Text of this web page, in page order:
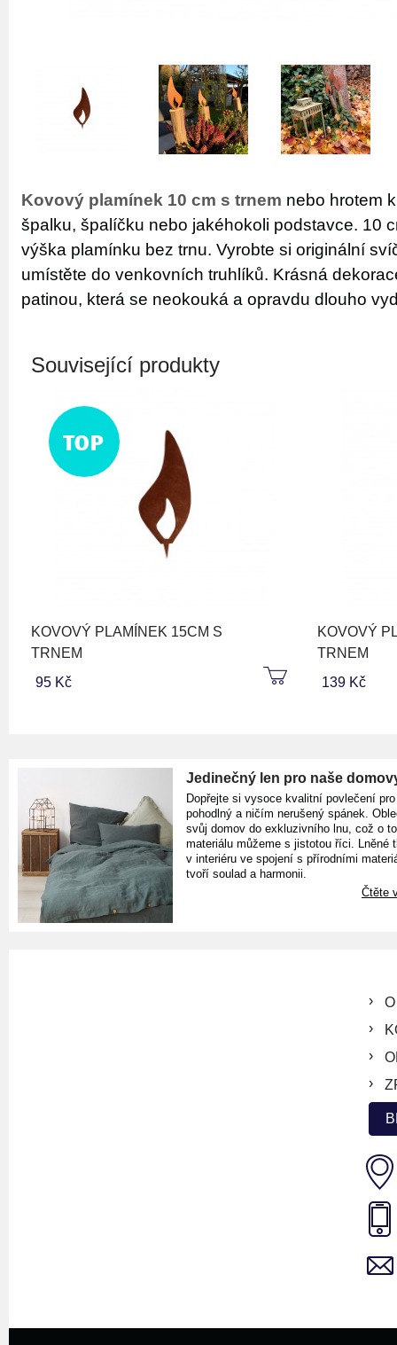
Kovový plamínek 10 cm s trnem nebo hrotem
špalku, špalíčku nebo jakéhokoli podstavce. 10
výška plamínku bez trnu. Vyrobte si originální
umístěte do venkovních truhlíků. Krásná
patinou, která se neokouká a opravdu dlouho
Související produkty
TOP
KOVOVÝ PLAMÍNEK 15CM S
TRNEM
95 Kč
KOVOVÝ
TRNEM
139 Kč
Jedinečný len pro naše
Dopřejte si vysoce kvalitní povlečení pro
pohodlný a ničím nerušený spánek.
svůj domov do exkluzivního lnu, což o
materiálu můžeme s jistotou říci. Lněné
v interiéru ve spojení s přírodními
tvoří soulad a harmonii.
Čtěte